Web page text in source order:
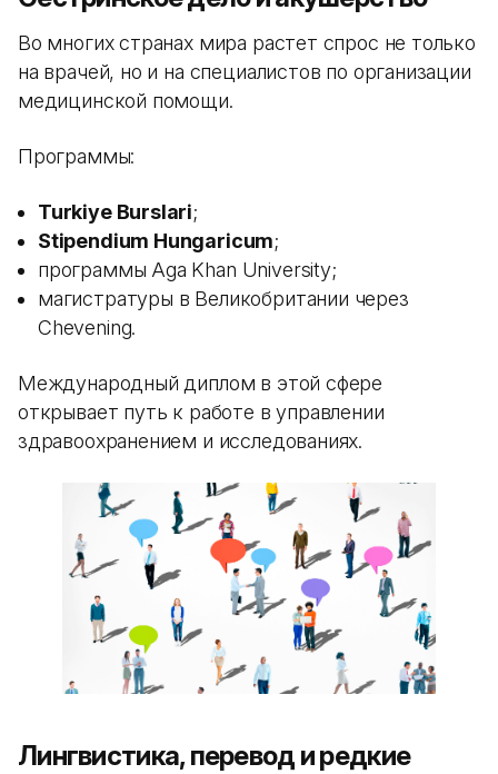
Во многих странах мира растет спрос не только
на врачей, но и на специалистов по организации
медицинской помощи.
Программы:
Turkiye Burslari;
Stipendium Hungaricum;
программы Aga Khan University;
магистратуры в Великобритании через
Chevening.
Международный диплом в этой сфере
открывает путь к работе в управлении
здравоохранением и исследованиях.
Лингвистика, перевод и редкие